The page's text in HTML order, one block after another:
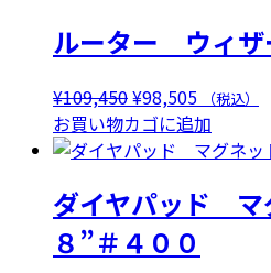
ルーター ウィ
¥109,450元
の
価
は
¥109,450
で
¥98,505現
在
の
格
は
¥98,505
（税込）
お買い物カゴに追加
ダイヤパッド マ
８”＃４００